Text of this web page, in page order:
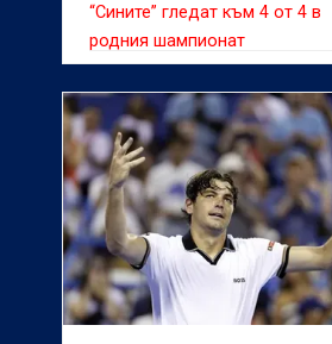
“Сините” гледат към 4 от 4 в
родния шампионат